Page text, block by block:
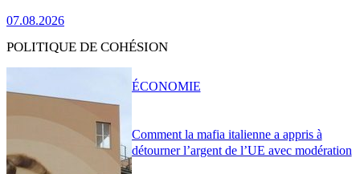
07.08.2026
POLITIQUE DE COHÉSION
Comment la mafia italienne a appris à
détourner l’argent de l’UE avec modération
ÉCONOMIE